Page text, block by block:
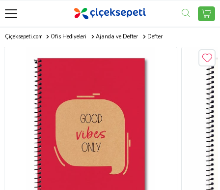
Çiçeksepeti.com Ofis Hediyeleri Ajanda ve Defter Defter